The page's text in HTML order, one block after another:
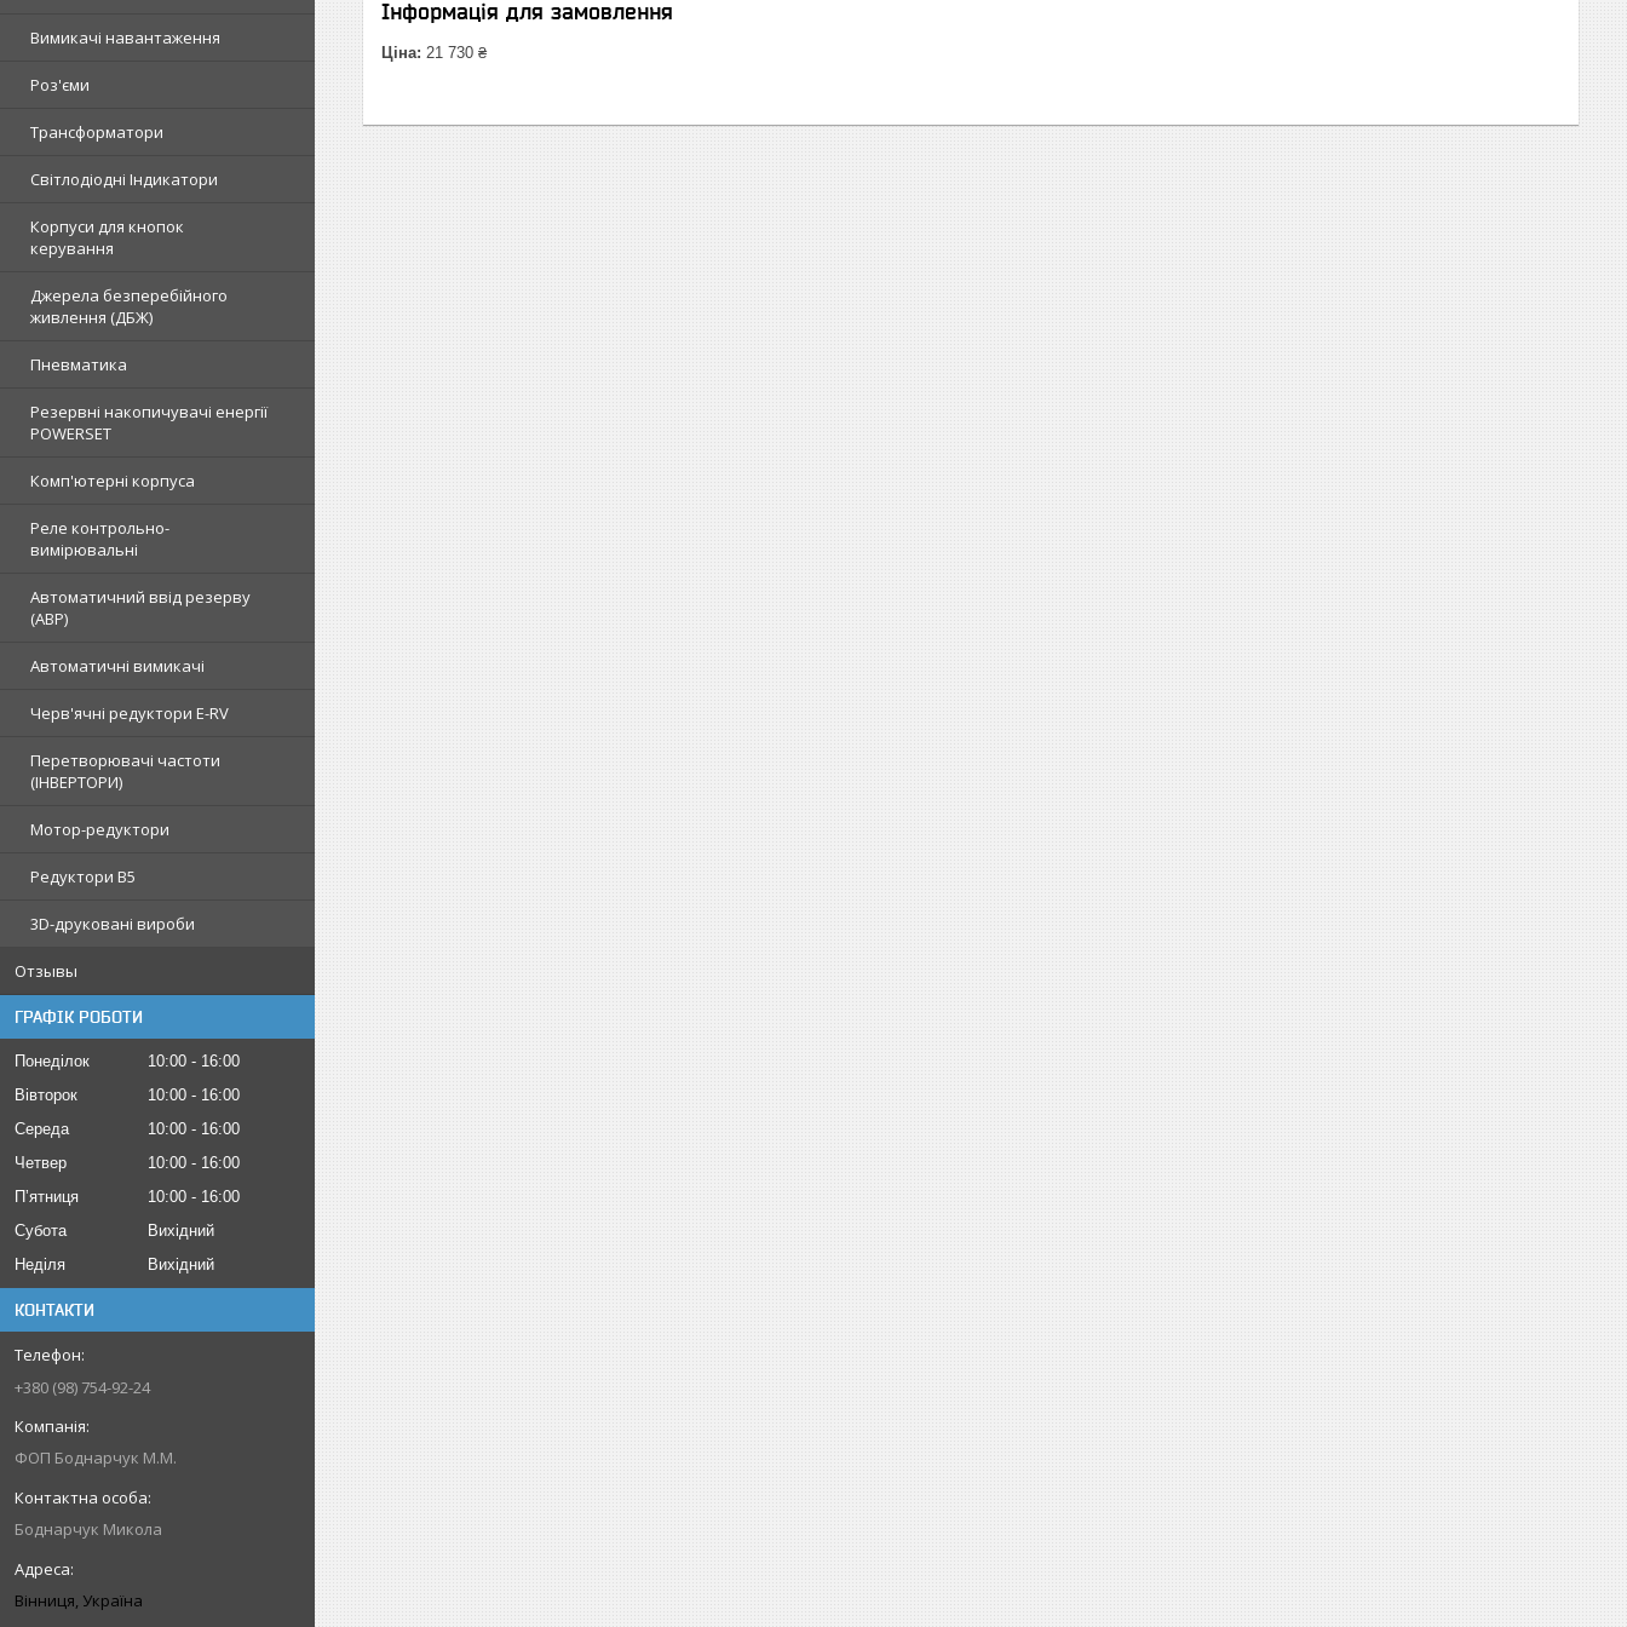
Вимикачі навантаження
Роз'єми
Трансформатори
Світлодіодні Індикатори
Корпуси для кнопок
керування
Джерела безперебійного
живлення (ДБЖ)
Пневматика
Резервні накопичувачі енергії
POWERSET
Комп'ютерні корпуса
Реле контрольно-
вимірювальні
Автоматичний ввід резерву
(АВР)
Автоматичні вимикачі
Черв'ячні редуктори E-RV
Перетворювачі частоти
(ІНВЕРТОРИ)
Мотор-редуктори
Редуктори B5
3D-друковані вироби
Отзывы
ГРАФІК РОБОТИ
Понеділок 10:00
16:00
Вівторок
10:00
16:00
Середа
10:00
16:00
Четвер
10:00
16:00
Пʼятниця
10:00
16:00
Субота
Вихідний
Неділя
Вихідний
КОНТАКТИ
+380 (98) 754-92-24
ФОП Боднарчук М.М.
Боднарчук Микола
Вінниця, Україна
Інформація для замовлення
Ціна: 21 730 ₴